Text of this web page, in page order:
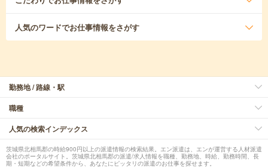
人気のワードでお仕事情報をさがす
勤務地 / 路線・駅
職種
人気の検索インデックス
茨城県北相馬郡の時給900円以上の派遣情報の検索結果。エン派遣は、エンが運営する人材派遣
会社のポータルサイト。茨城県北相馬郡の派遣/求人情報を職種、勤務地、時給、勤務時間、長
期・短期などの希望条件から、あなたにピッタリの派遣のお仕事を探せます。